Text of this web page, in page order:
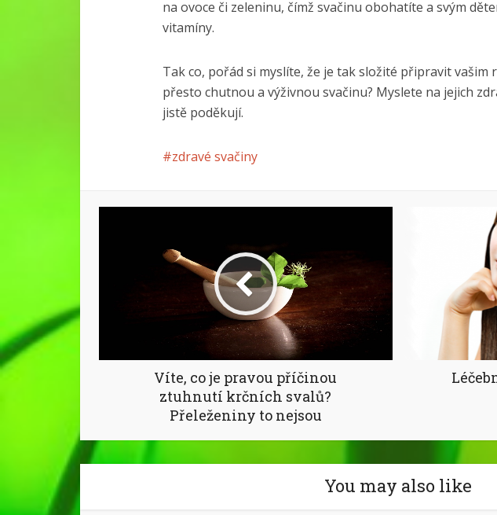
na ovoce či zeleninu, čímž svačinu obohatíte a svým
vitamíny.
Tak co, pořád si myslíte, že je tak složité připravit vašim
přesto chutnou a výživnou svačinu? Myslete na jejich
jistě poděkují.
zdravé svačiny
Víte, co je pravou příčinou
ztuhnutí krčních svalů?
Přeleženiny to nejsou
You may also like